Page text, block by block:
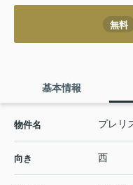
無料
基本情報
物件名 プレリ
向き 西